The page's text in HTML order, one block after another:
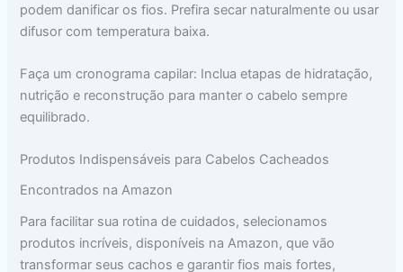
podem danificar os fios. Prefira secar naturalmente ou usar
difusor com temperatura baixa.
Faça um cronograma capilar: Inclua etapas de hidratação,
nutrição e reconstrução para manter o cabelo sempre
equilibrado.
Produtos Indispensáveis para Cabelos Cacheados
Encontrados na Amazon
Para facilitar sua rotina de cuidados, selecionamos
produtos incríveis, disponíveis na Amazon, que vão
transformar seus cachos e garantir fios mais fortes,